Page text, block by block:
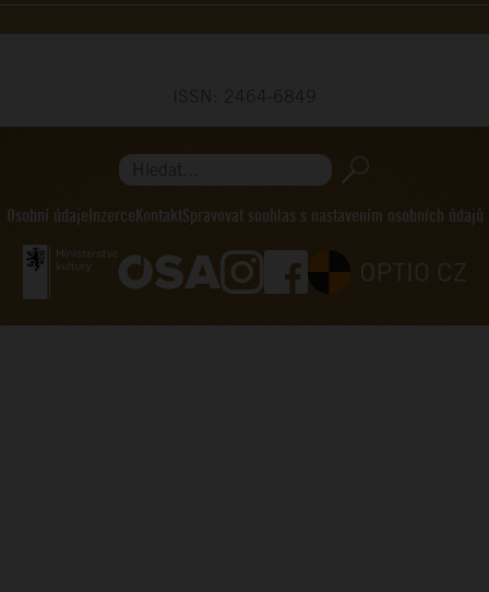
Hledat...
Osobní údajeInzerceKontaktSpravovat souhlas s nastavením osobních údajů